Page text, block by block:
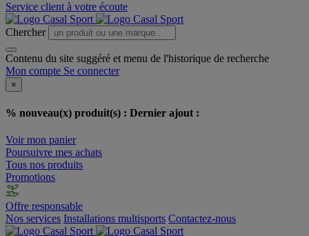
Service client à votre écoute
Chercher
Contenu du site suggéré et menu de l'historique de recherche
Mon compte Se connecter
×
% nouveau(x) produit(s) : Dernier ajout :
Voir mon panier
Poursuivre mes achats
Tous nos produits
Promotions
Offre responsable
Nos services Installations multisports Contactez-nous